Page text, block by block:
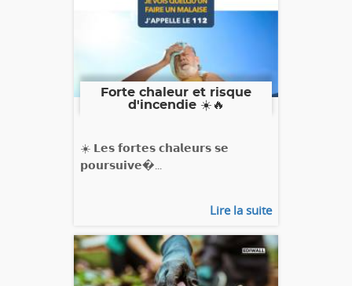
Forte chaleur et risque
d'incendie ☀️🔥
☀️ 𝗟𝗲𝘀 𝗳𝗼𝗿𝘁𝗲𝘀 𝗰𝗵𝗮𝗹𝗲𝘂𝗿𝘀 𝘀𝗲
𝗽𝗼𝘂𝗿𝘀𝘂𝗶𝘃𝗲�...
Lire la suite